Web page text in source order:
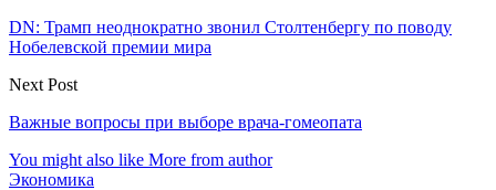
DN: Трамп неоднократно звонил Столтенбергу по поводу
Нобелевской премии мира
Next Post
Важные вопросы при выборе врача-гомеопата
You might also like More from author
Экономика